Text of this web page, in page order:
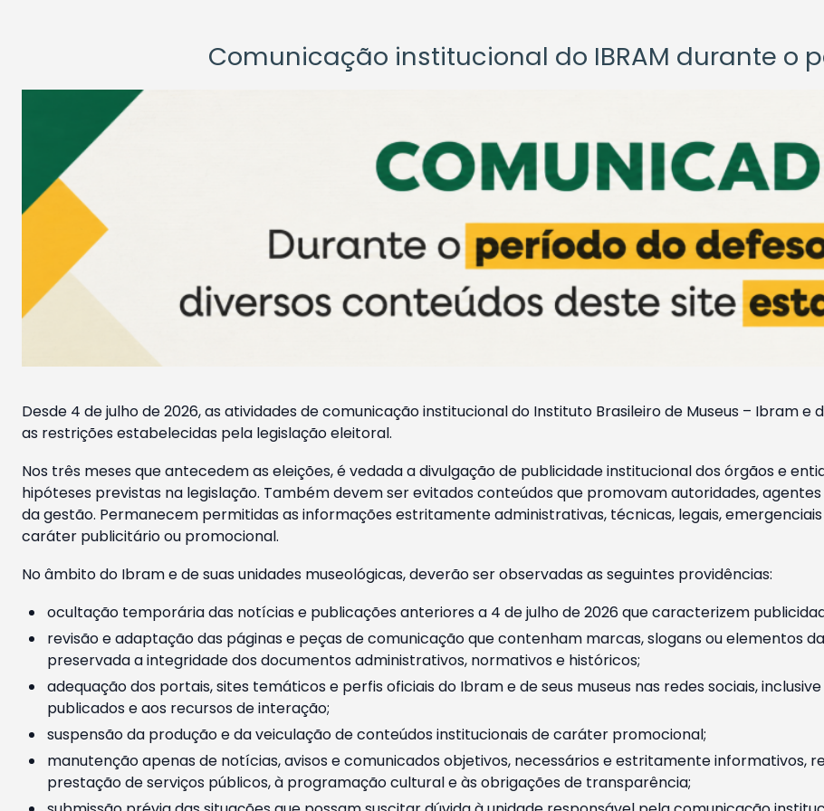
Comunicação institucional do IBRAM durante o
Desde 4 de julho de 2026, as atividades de comunicação institucional do Instituto Brasileiro de Museus – Ibram
as restrições estabelecidas pela legislação eleitoral.
Nos três meses que antecedem as eleições, é vedada a divulgação de publicidade institucional dos órgãos e
hipóteses previstas na legislação. Também devem ser evitados conteúdos que promovam autoridades,
da gestão. Permanecem permitidas as informações estritamente administrativas, técnicas, legais,
caráter publicitário ou promocional.
No âmbito do Ibram e de suas unidades museológicas, deverão ser observadas as seguintes providências:
ocultação temporária das notícias e publicações anteriores a 4 de julho de 2026 que caracterizem
revisão e adaptação das páginas e peças de comunicação que contenham marcas, slogans ou elementos
preservada a integridade dos documentos administrativos, normativos e históricos;
adequação dos portais, sites temáticos e perfis oficiais do Ibram e de seus museus nas redes sociais,
publicados e aos recursos de interação;
suspensão da produção e da veiculação de conteúdos institucionais de caráter promocional;
manutenção apenas de notícias, avisos e comunicados objetivos, necessários e estritamente informativos,
prestação de serviços públicos, à programação cultural e às obrigações de transparência;